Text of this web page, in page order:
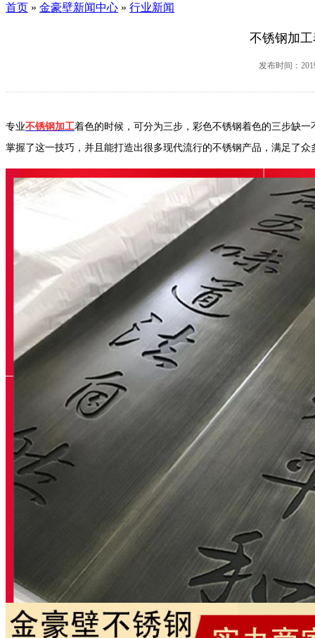
首页 » 金豪壁新闻中心 » 行业新闻
不锈钢加
发布时间：
专业不锈钢加工着色的时候，可分为三步，彩色不锈钢着色的三步缺
掌握了这一技巧，并且能打造出很多现代流行的不锈钢产品，满足了众